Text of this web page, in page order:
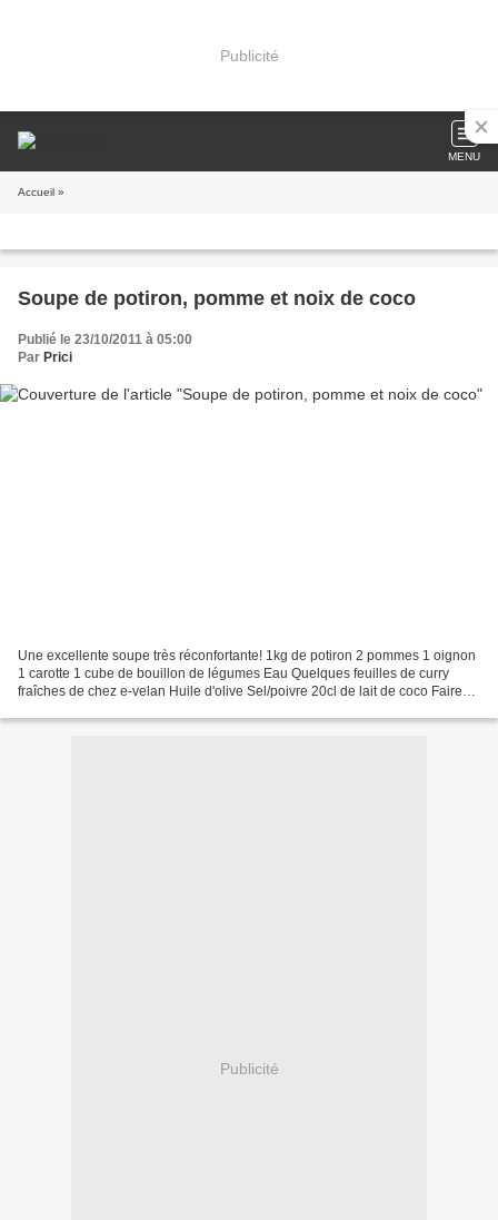
Publicité
MENU
Accueil »
Soupe de potiron, pomme et noix de coco
Publié le 23/10/2011 à 05:00
Par Prici
Une excellente soupe très réconfortante! 1kg de potiron 2 pommes 1 oignon
1 carotte 1 cube de bouillon de légumes Eau Quelques feuilles de curry
fraîches de chez e-velan Huile d'olive Sel/poivre 20cl de lait de coco Faire
Publicité